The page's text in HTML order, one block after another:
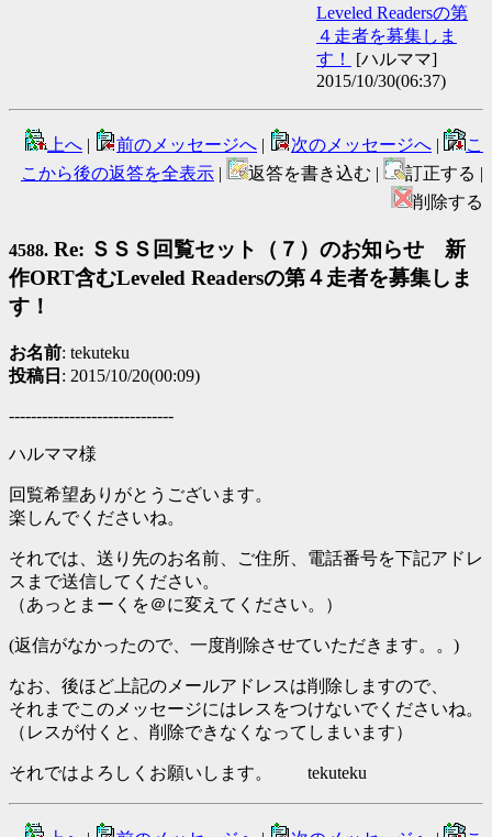
Leveled Readersの第
４走者を募集しま
す！
[ハルママ]
2015/10/30(06:37)
上へ | 前のメッセージへ | 次のメッセージへ |
こ
こから後の返答を全表示 | 返答を書き込む |
訂正する |
削除する
4588. Re: ＳＳＳ回覧セット（７）のお知らせ 新
作ORT含むLeveled Readersの第４走者を募集しま
す！
お名前: tekuteku
投稿日 : 2015/10/20(00:09)
------------------------------
ハルママ様
回覧希望ありがとうございます。
楽しんでくださいね。
それでは、送り先のお名前、ご住所、電話番号を下記アドレ
スまで送信してください。
（あっとまーくを＠に変えてください。）
(返信がなかったので、一度削除させていただきます。。)
なお、後ほど上記のメールアドレスは削除しますので、
それまでこのメッセージにはレスをつけないでくださいね。
（レスが付くと、削除できなくなってしまいます）
それではよろしくお願いします。 tekuteku